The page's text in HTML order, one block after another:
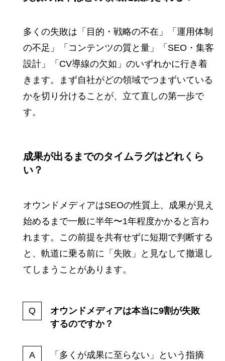
多くの失敗は「目的・戦略の不在」「運用体制
の不足」「コンテンツの質と量」「SEO・集客
設計」「CV導線の欠如」のいずれかに行き着
きます。まず自社がどの領域でつまずいている
かを切り分けることが、立て直しの第一歩で
す。
成果が出るまでのタイムラグはどれくら
い？
オウンドメディアはSEOの性質上、成果が見え
始めるまで一般に半年〜1年程度かかると言わ
れます。この前提を共有せずに短期で判断する
と、軌道に乗る前に「失敗」と見なして撤退し
てしまうことがあります。
オウンドメディアは本当に9割が失敗
するのですか？
「多くが成果に至らない」という指摘